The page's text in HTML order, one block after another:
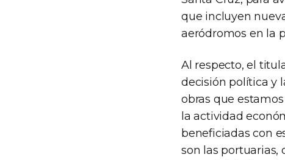
que incluyen
aeródromos en la
Al respecto, el
decisión política y
obras que
la actividad
beneficiadas con
son las portuarias,